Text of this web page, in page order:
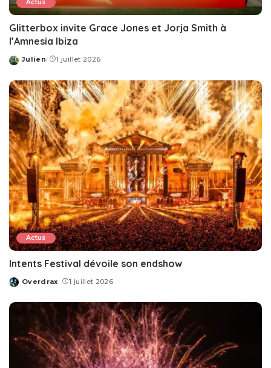
Actus
Glitterbox invite Grace Jones et Jorja Smith à
l’Amnesia Ibiza
Posted
Julien 1 juillet 2026
Actus
Intents Festival dévoile son endshow
Posted
Overdrax 1 juillet 2026